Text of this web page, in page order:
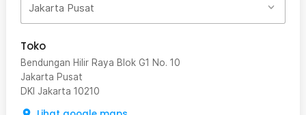
Jakarta Pusat
Toko
Bendungan Hilir Raya Blok G1 No. 10
Jakarta Pusat
DKI Jakarta 10210